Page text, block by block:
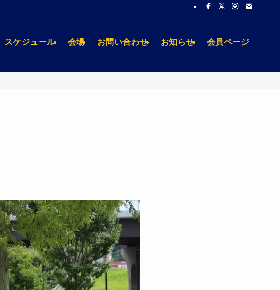
スケジュール 会場 お問い合わせ お知らせ 会員ページ